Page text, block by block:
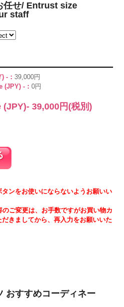
任せ/ Entrust size
staff
-：39,000円
(JPY) -：0円
(JPY)-39,000 円(税別)
ンをお使いにならないようお願いい
ご変更は、お手数ですがお買い物カ
きましてから、再入力をお願いいた
おすすめコーディネー